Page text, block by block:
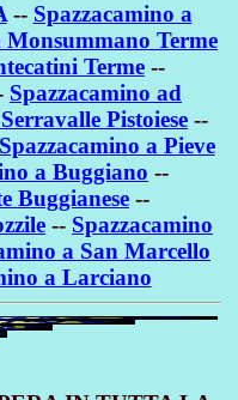
-- Spazzacamino a
Monsummano Terme
Terme --
Spazzacamino ad
Pistoiese --
Spazzacamino a Pieve
a Buggiano --
Buggianese --
-- Spazzacamino
a San Marcello
a Larciano